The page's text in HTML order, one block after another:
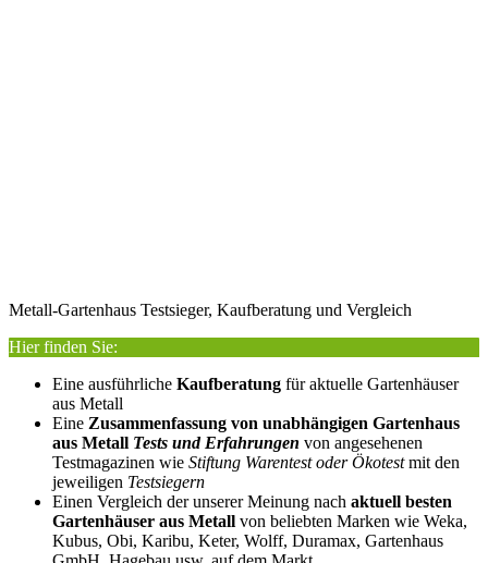
Metall-Gartenhaus Testsieger, Kaufberatung und Vergleich
Hier finden Sie:
Eine ausführliche Kaufberatung für aktuelle Gartenhäuser
aus Metall
Eine Zusammenfassung von unabhängigen Gartenhaus
aus Metall Tests und Erfahrungen von angesehenen
Testmagazinen wie Stiftung Warentest oder Ökotestmit den
jeweiligen Testsiegern
Einen Vergleich der unserer Meinung nach aktuell besten
Gartenhäuser aus Metall von beliebten Marken wie Weka,
Kubus, Obi, Karibu, Keter, Wolff, Duramax, Gartenhaus